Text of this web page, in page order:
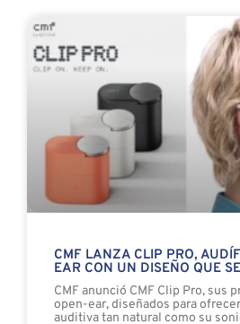
CMF LANZA CLIP PRO,
EAR CON UN DISEÑO QUE
CMF anunció CMF Clip Pro, sus
open-ear, diseñados para
auditiva tan natural como su